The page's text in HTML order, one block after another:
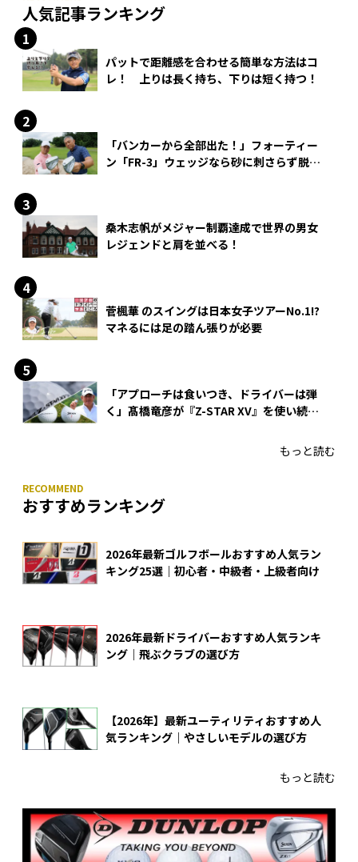
人気記事ランキング
パットで距離感を合わせる簡単な方法はコ
レ！ 上りは長く持ち、下りは短く持つ！
「バンカーから全部出た！」フォーティー
ン「FR-3」ウェッジなら砂に刺さらず脱出
桑木志帆がメジャー制覇達成で世界の男女
レジェンドと肩を並べる！
菅楓華 のスイングは日本女子ツアーNo.1!?
マネるには足の踏ん張りが必要
「アプローチは食いつき、ドライバーは弾
く」髙橋竜彦が『Z-STAR XV』を使い続け
もっと読む
おすすめランキング
2026年最新ゴルフボールおすすめ人気ラン
キング25選｜初心者・中級者・上級者向け
2026年最新ドライバーおすすめ人気ランキ
ング｜飛ぶクラブの選び方
【2026年】最新ユーティリティおすすめ人
気ランキング｜やさしいモデルの選び方
もっと読む